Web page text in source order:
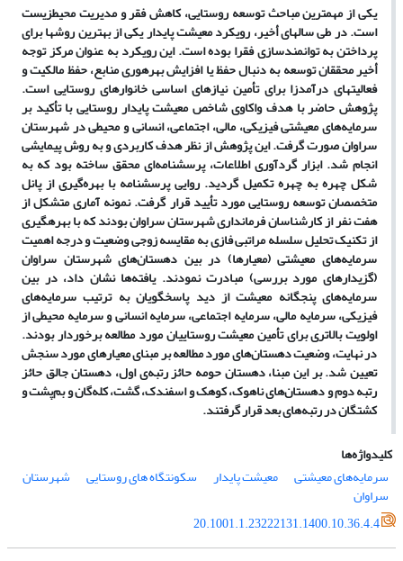
یکی از مهم­ترین مباحث توسعه روستایی، کاهش فقر و مدیریت محیط­زیست
است. در طی سال­های أخیر، رویکرد معیشت پایدار یکی از بهترین روش­ها برای
پرداختن به توانمندسازی فقرا بوده است. این رویکرد به عنوان مرکز توجه
أخیر محققان توسعه به دنبال حفظ یا افزایش بهره­وری منابع، حفظ مالکیت و
فعالیت­های درآمدزا برای تأمین نیازهای اساسی خانوارهای روستایی است.
پژوهش حاضر با هدف واکاوی شاخص معیشت پایدار روستایی با تأکید بر
سرمایه‌های معیشتی فیزیکی، مالی، اجتماعی، انسانی و محیطی در شهرستان
سراوان صورت گرفت. این پژوهش از نظر هدف کاربردی و به روش پیمایشی
انجام شد. ابزار گردآوری اطلاعات، پرسشنامه‌ای محقق ساخته بود که به
شکل چهره به چهره تکمیل گردید. روایی پرسشنامه با بهره‌گیری از پانل
متخصصان توسعه روستایی مورد تأیید قرار گرفت. نمونه آماری متشکل از
هفت نفر از کارشناسان فرمانداری شهرستان سراوان بودند که با بهره­گیری
از تکنیک تحلیل سلسله مراتبی فازی به مقایسه زوجی وضعیت و درجه اهمیت
سرمایه‌های معیشتی (معیارها) در بین دهستان‌های شهرستان سراوان
(گزیدارهای مورد بررسی) مبادرت نمودند. یافته‌ها نشان داد، در بین
سرمایه‌های پنجگانه معیشت از دید پاسخگویان به ترتیب سرمایه‌های
فیزیکی، سرمایه مالی، سرمایه اجتماعی، سرمایه انسانی و سرمایه محیطی از
اولویت بالاتری برای تأمین معیشت روستاییان مورد مطالعه برخوردار بودند.
در نهایت، وضعیت دهستان‌های مورد مطالعه بر مبنای معیارهای مورد سنجش
تعیین شد. بر این مبنا، دهستان حومه حائز رتبه‌ی اول، دهستان جالق حائز
رتبه دوم و دهستان‌های ناهوک، کوهک و اسفندک، گشت، کله‌گان و بم‌پشت و
کشتگان در رتبه‌های بعد قرار گرفتند.
کلیدواژه‌ها
سرمایه‌های معیشتی
معیشت پایدار سکونتگاه های روستایی شهرستان
سراوان
20.1001.1.23222131.1400.10.36.4.4